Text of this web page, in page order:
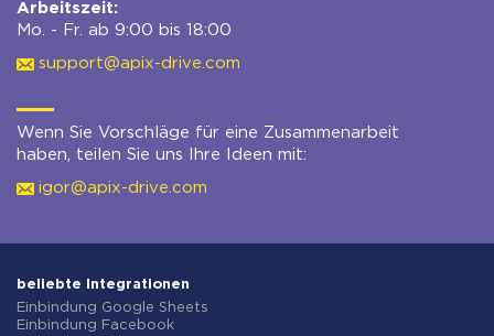
Arbeitszeit:
Mo. - Fr. ab 9:00 bis 18:00
support@apix-drive.com
Wenn Sie Vorschläge für eine Zusammenarbeit
haben, teilen Sie uns Ihre Ideen mit:
igor@apix-drive.com
beliebte Integrationen
Einbindung Google Sheets
Einbindung Facebook